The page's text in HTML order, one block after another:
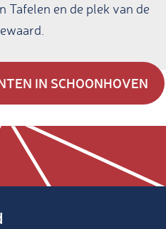
Tafelen en de plek van de
IN SCHOONHOVEN